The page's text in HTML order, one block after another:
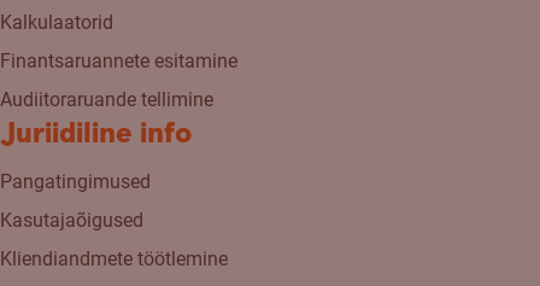
Kalkulaatorid
Finantsaruannete esitamine
Audiitoraruande tellimine
Juriidiline info
Pangatingimused
Kasutajaõigused
Kliendiandmete töötlemine